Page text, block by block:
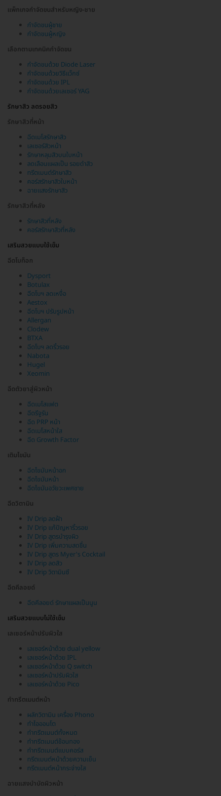
แพ็กเกจกำจัดขนสำหรับหญิง-ชาย
กำจัดขนผู้ชาย
กำจัดขนผู้หญิง
เลือกตามเทคนิคกำจัดขน
กำจัดขนด้วย Diode Laser
กำจัดขนด้วยวิธีแว็กซ์
กำจัดขนด้วย IPL
กำจัดขนด้วยเลเซอร์ YAG
รักษาสิว ลดรอยสิว
รักษาสิวที่หน้า
ฉีดเมโสรักษาสิว
เลเซอร์สิวหน้า
รักษาหลุมสิวบนใบหน้า
ลดเลือนแผลเป็น รอยดำสิว
ทรีตเมนต์รักษาสิว
คอร์สรักษาสิวใบหน้า
ฉายแสงรักษาสิว
รักษาสิวที่หลัง
รักษาสิวที่หลัง
คอร์สรักษาสิวที่หลัง
เสริมสวยแบบใช้เข็ม
ฉีดโบท็อก
Dysport
Botulax
ฉีดโบฯ ลดเหงื่อ
Aestox
ฉีดโบฯ ปรับรูปหน้า
Allergan
Clodew
BTXA
ฉีดโบฯ ลดริ้วรอย
Nabota
Hugel
Xeomin
ฉีดตัวยาสู่ผิวหน้า
ฉีดเมโสแฟต
ฉีดรีจูรัน
ฉีด PRP หน้า
ฉีดเมโสหน้าใส
ฉีด Growth Factor
เติมไขมัน
ฉีดไขมันหน้าอก
ฉีดไขมันหน้า
ฉีดไขมันอวัยวะเพศชาย
ฉีดวิตามิน
IV Drip ลดฝ้า
IV Drip แก้ปัญหาริ้วรอย
IV Drip สูตรบำรุงผิว
IV Drip เพิ่มความสดชื่น
IV Drip สูตร Myer's Cocktail
IV Drip ลดสิว
IV Drip วิตามินซี
ฉีดคีลอยด์
ฉีดคีลอยด์ รักษาแผลเป็นนูน
เสริมสวยแบบไม่ใช้เข็ม
เลเซอร์หน้าปรับผิวใส
เลเซอร์หน้าด้วย dual yellow
เลเซอร์หน้าด้วย IPL
เลเซอร์หน้าด้วย Q switch
เลเซอร์หน้าปรับผิวใส
เลเซอร์หน้าด้วย Pico
ทำทรีตเมนต์หน้า
ผลักวิตามิน เครื่อง Phono
ทำไอออนโต
ทำทรีตเมนต์ทั้งหมด
ทำทรีตเมนต์ช้อนทอง
ทำทรีตเมนต์แบบคอร์ส
ทรีตเมนต์หน้าด้วยความเย็น
ทรีตเมนต์หน้ากระจ่างใส
ฉายแสงบำบัดผิวหน้า